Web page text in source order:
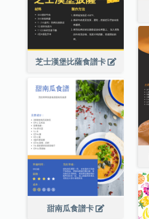
芝士漢堡比薩食譜卡
甜南瓜食譜卡